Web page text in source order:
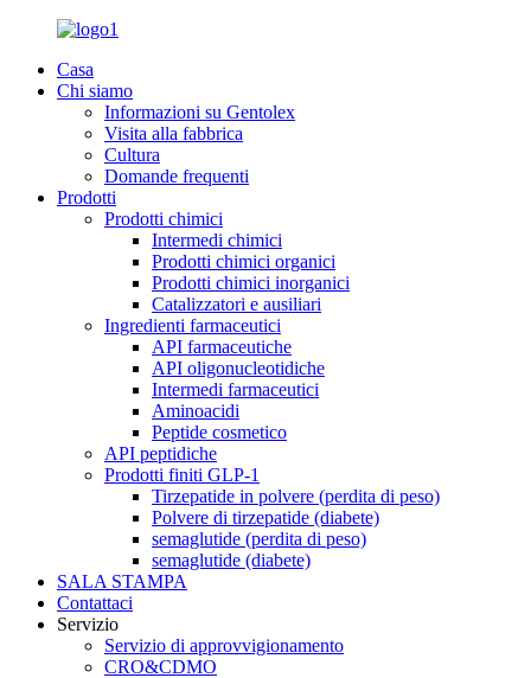
Casa
Chi siamo
Informazioni su Gentolex
Visita alla fabbrica
Cultura
Domande frequenti
Prodotti
Prodotti chimici
Intermedi chimici
Prodotti chimici organici
Prodotti chimici inorganici
Catalizzatori e ausiliari
Ingredienti farmaceutici
API farmaceutiche
API oligonucleotidiche
Intermedi farmaceutici
Aminoacidi
Peptide cosmetico
API peptidiche
Prodotti finiti GLP-1
Tirzepatide in polvere (perdita di peso)
Polvere di tirzepatide (diabete)
semaglutide (perdita di peso)
semaglutide (diabete)
SALA STAMPA
Contattaci
Servizio
Servizio di approvvigionamento
CRO&CDMO